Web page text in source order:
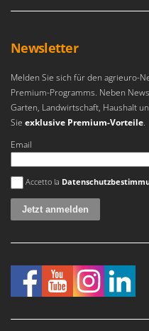
P
Palettengabeln für
Pflüge für Traktor
Planierschilder für
Poolroboter
Poolstaubsauger
Rasentraktoren
Rasentrimmer -
Rasentrimmer -
Fontana Forni
Francini
G
G3 Ferrari
Gardena
GeoTech Pro
Gierre
Ginko - MGM
Gipeco
Girmi
Goodyear
Newsletter
Melden Sie sich für den agrieuro-
Premium-Programms. Neben
Garten, Landwirtschaft, Haushalt
Sie exklusive Premium-Vorteile.
Email
Es ist ein Fehler aufgetreten
Accetto la